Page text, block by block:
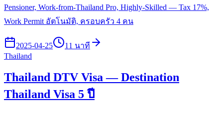
Pensioner, Work-from-Thailand Pro, Highly-Skilled — Tax 17%,
Work Permit อัตโนมัติ, ครอบครัว 4 คน
2025-04-25
11 นาที
Thailand
Thailand DTV Visa — Destination
Thailand Visa 5 ปี